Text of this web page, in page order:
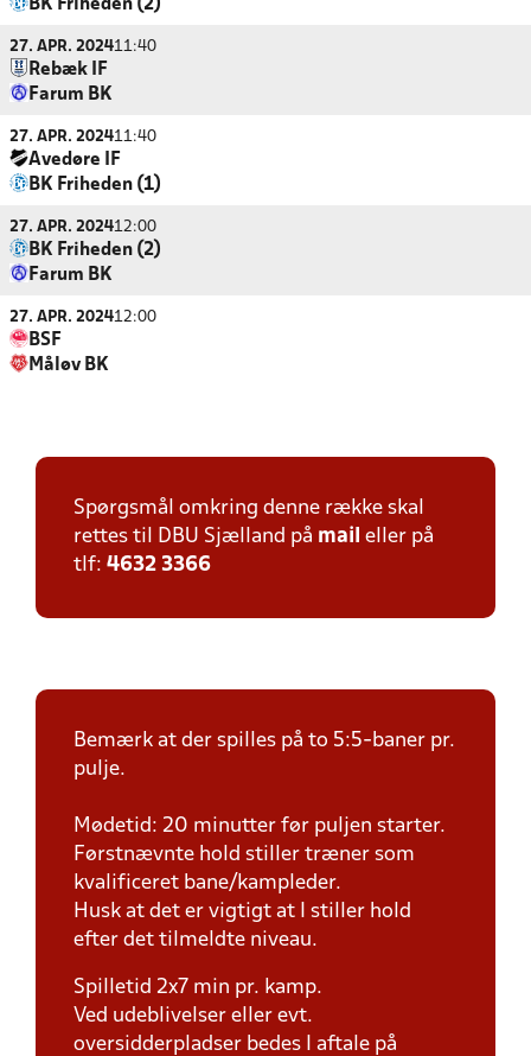
BK Friheden (2)
27. APR. 202411:40
Rebæk IF
Farum BK
27. APR. 202411:40
Avedøre IF
BK Friheden (1)
27. APR. 202412:00
BK Friheden (2)
Farum BK
27. APR. 202412:00
BSF
Måløv BK
Spørgsmål omkring denne række skal
rettes til DBU Sjælland på mail eller på
tlf: 4632 3366
Bemærk at der spilles på to 5:5-baner pr.
pulje.
Mødetid: 20 minutter før puljen starter.
Førstnævnte hold stiller træner som
kvalificeret bane/kampleder.
Husk at det er vigtigt at I stiller hold
efter det tilmeldte niveau.
Spilletid 2x7 min pr. kamp.
Ved udeblivelser eller evt.
oversidderpladser bedes I aftale på